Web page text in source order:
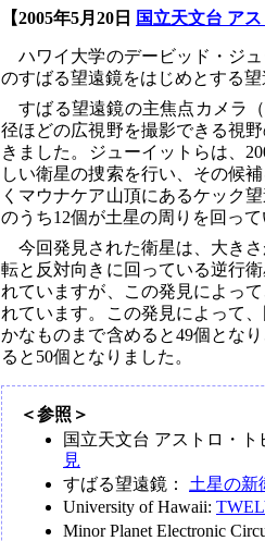
【2005年5月20日 国立天文台 アス
ハワイ大学のデービッド・ジ
のすばる望遠鏡をはじめとする
すばる望遠鏡の主焦点カメラ（
径ほどの広視野を撮影できる視
きました。ジューイットらは、
しい衛星の捜索を行い、その候
くマウナケア山頂にあるケック
のうち12個が土星の周りを回っ
今回発見された衛星は、大き
転と反対向きに回っている逆行
れていますが、この発見によっ
れています。この発見によって
かなものまで含めると49個とな
ると50個となりました。
＜参照＞
国立天文台 アストロ・ト
見
すばる望遠鏡： 土星の新
University of Hawaii:
Minor Planet Electronic